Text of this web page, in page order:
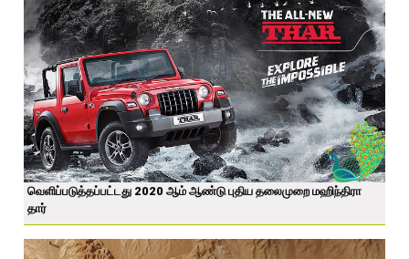
வெளிப்படுத்தப்பட்டது 2020 ஆம் ஆண்டு புதிய தலைமுறை மஹிந்திரா
தார்